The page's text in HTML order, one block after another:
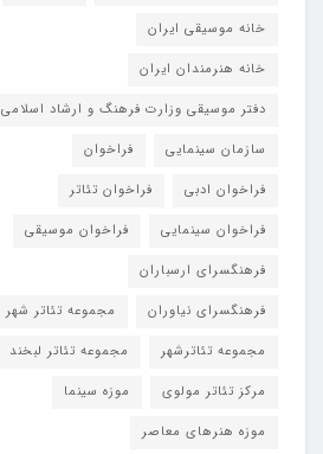
خانه موسیقی ایران
خانه هنرمندان ایران
دفتر موسیقی وزارت فرهنگ و ارشاد اسلامی
سازمان سینمایی
فراخوان
فراخوان ادبی
فراخوان تئاتر
فراخوان سینمایی
فراخوان موسیقی
فرهنگسرای ارسباران
فرهنگسرای نیاوران
مجموعه تئاتر شهر
مجموعه تئاترشهر
مجموعه تئاتر لبخند
مرکز تئاتر مولوی
موزه سینما
موزه هنرهای معاصر